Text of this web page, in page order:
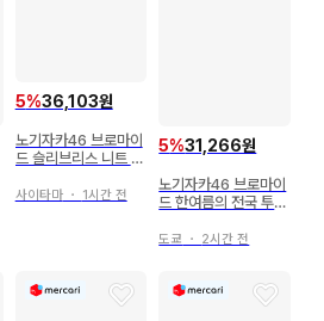
5%36,103원
노기자카46 브로마이
드 슬리브리스 니트 컴
사이타마・ 1시간 전
5%31,266원
노기자카46 브로마이
드 한여름의 전국 투어
카 요시다아야노크리
도쿄 ・ 2시간 전